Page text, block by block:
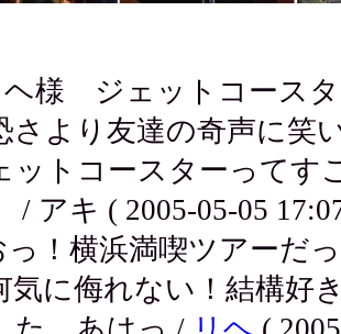
様 ジェットコースタ
さより友達の奇声に笑
ットコースターってす
/ アキ ( 2005-05-05
っ！横浜満喫ツアーだ
気に侮れない！結構好